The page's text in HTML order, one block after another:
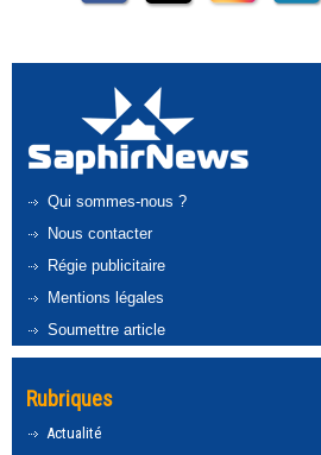
Qui sommes-nous ?
Nous contacter
Régie publicitaire
Mentions légales
Soumettre article
Rubriques
Actualité